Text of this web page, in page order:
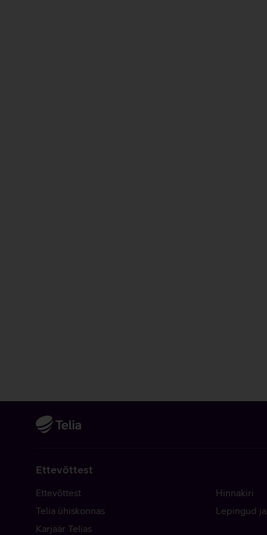
Ettevõttest
Ettevõttest
Telia ühiskonnas
Karjäär Telias
Hinnakiri
Lepingud